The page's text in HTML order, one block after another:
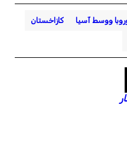
ووسط آسيا كازاخستان